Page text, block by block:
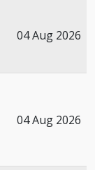
04 Aug 2026
04 Aug 2026